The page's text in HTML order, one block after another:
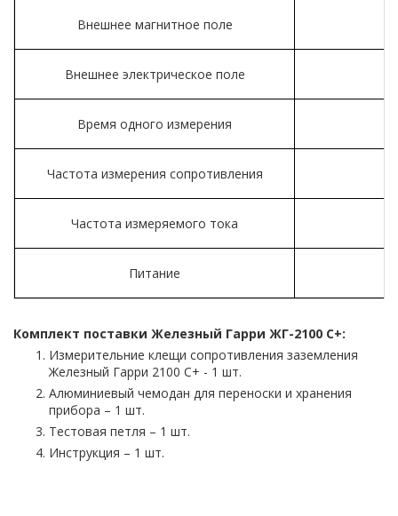
Внешнее магнитное поле
Внешнее электрическое поле
Время одного измерения
Частота измерения сопротивления
Частота измеряемого тока
Питание
Комплект поставки Железный Гарри ЖГ-2100 C+:
Измерительние клещи сопротивления заземления
Железный Гарри 2100 С+ - 1 шт.
Алюминиевый чемодан для переноски и хранения
прибора – 1 шт.
Тестовая петля – 1 шт.
Инструкция – 1 шт.